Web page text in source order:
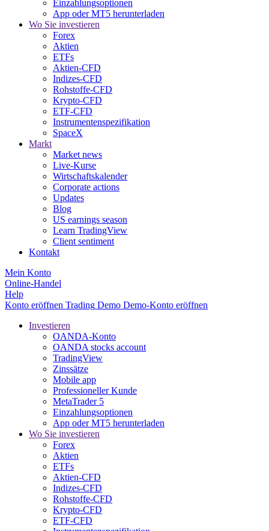
Einzahlungsoptionen
App oder MT5 herunterladen
Wo Sie investieren
Forex
Aktien
ETFs
Aktien-CFD
Indizes-CFD
Rohstoffe-CFD
Krypto-CFD
ETF-CFD
Instrumentenspezifikation
SpaceX
Markt
Market news
Live-Kurse
Wirtschaftskalender
Corporate actions
Updates
Blog
US earnings season
Learn TradingView
Client sentiment
Kontakt
Mein Konto
Online-Handel
Help
Konto eröffnen Trading Demo Demo-Konto eröffnen
Investieren
OANDA-Konto
OANDA stocks account
TradingView
Zinssätze
Mobile app
Professioneller Kunde
MetaTrader 5
Einzahlungsoptionen
App oder MT5 herunterladen
Wo Sie investieren
Forex
Aktien
ETFs
Aktien-CFD
Indizes-CFD
Rohstoffe-CFD
Krypto-CFD
ETF-CFD